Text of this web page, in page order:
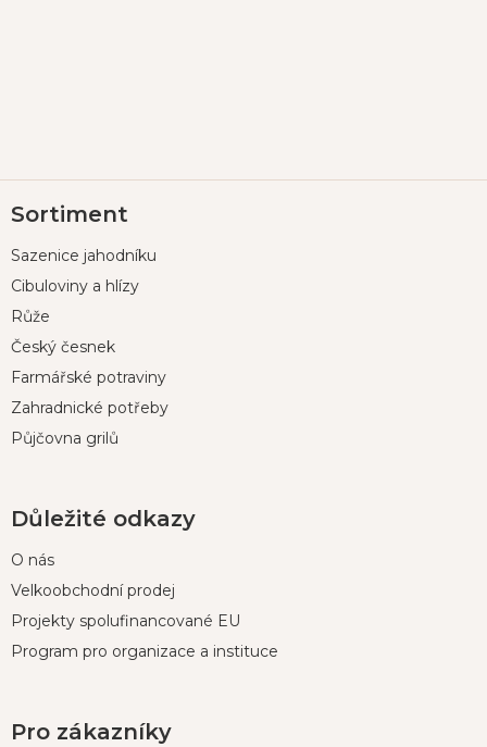
á
a
Sortiment
Sazenice jahodníku
Cibuloviny a hlízy
Růže
Český česnek
Farmářské potraviny
Zahradnické potřeby
Půjčovna grilů
Důležité odkazy
O nás
Velkoobchodní prodej
Projekty spolufinancované EU
Program pro organizace a instituce
Pro zákazníky